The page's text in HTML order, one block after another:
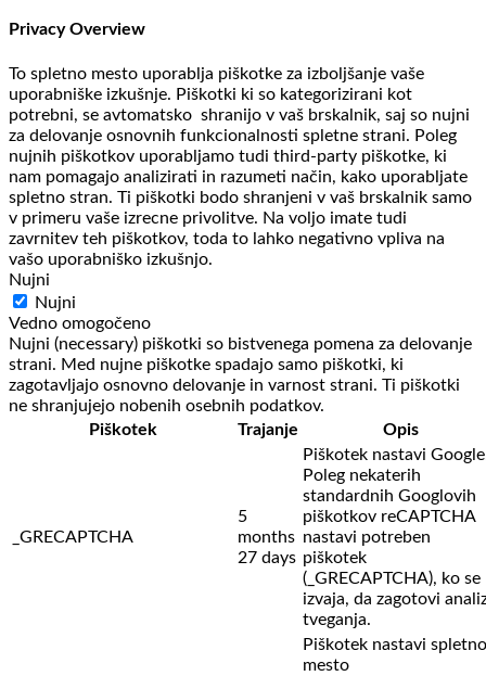
Privacy Overview
To spletno mesto uporablja piškotke za izboljšanje vaše
uporabniške izkušnje. Piškotki ki so kategorizirani kot
potrebni, se avtomatsko shranijo v vaš brskalnik, saj so nujni
za delovanje osnovnih funkcionalnosti spletne strani. Poleg
nujnih piškotkov uporabljamo tudi third-party piškotke, ki
nam pomagajo analizirati in razumeti način, kako uporabljate
spletno stran. Ti piškotki bodo shranjeni v vaš brskalnik samo
v primeru vaše izrecne privolitve. Na voljo imate tudi
zavrnitev teh piškotkov, toda to lahko negativno vpliva na
vašo uporabniško izkušnjo.
Nujni
Nujni
Vedno omogočeno
Nujni (necessary) piškotki so bistvenega pomena za delovanje
strani. Med nujne piškotke spadajo samo piškotki, ki
zagotavljajo osnovno delovanje in varnost strani. Ti piškotki
ne shranjujejo nobenih osebnih podatkov.
Piškotek
Trajanje Opis
_GRECAPTCHA
5
months
27 days
Piškotek nastavi
Poleg nekaterih
standardnih Googlovih
piškotkov reCAPTCHA
nastavi potreben
piškotek
(_GRECAPTCHA), ko se
izvaja, da zagotovi
tveganja.
Piškotek nastavi spletno
mesto